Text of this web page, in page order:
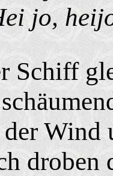
jo,
Schiff
Wind
droben